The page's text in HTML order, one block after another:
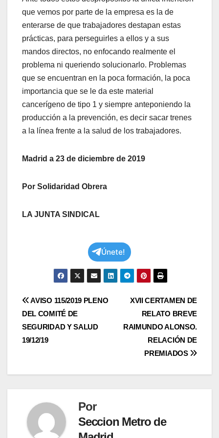
que vemos por parte de la empresa es la de
enterarse de que trabajadores destapan estas
prácticas, para perseguirles a ellos y a sus
mandos directos, no enfocando realmente el
problema ni queriendo solucionarlo. Problemas
que se encuentran en la poca formación, la poca
importancia que se le da este material
cancerígeno de tipo 1 y siempre anteponiendo la
producción a la prevención, es decir sacar trenes
a la línea frente a la salud de los trabajadores.
Madrid a 23 de diciembre de 2019
Por Solidaridad Obrera
LA JUNTA SINDICAL
Únete!
Navegación
de
entradas
XVII CERTAMEN DE
RELATO BREVE
RAIMUNDO ALONSO.
RELACIÓN DE
PREMIADOS
AVISO 115/2019 PLENO
DEL COMITÉ DE
SEGURIDAD Y SALUD
19/12/19
Por
Seccion Metro de